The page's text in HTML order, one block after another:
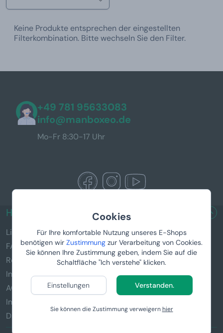
Cookies
Für Ihre komfortable Nutzung unseres E-Shops
benötigen wir Zustimmung zur Verarbeitung von Cookies.
Sie können Ihre Zustimmung geben, indem Sie auf die
Schaltfläche "Ich verstehe" klicken.
Einstellungen Verstanden.
Sie können die Zustimmung verweigernhier
Keine Produkte entsprechen der eingestellten
Filterkombination. Bitte wechseln Sie den Filter.
+49 781 95633083
info@manboxeo.de
Mo-Fr 8:30-17 Uhr
HILFREICHE LINKS
Lieferung & Zahlung
FAQ
Reklamation und Rückgabe von Waren
Informationen zu den Geschenken
AGB
Impressum
Datenschutz